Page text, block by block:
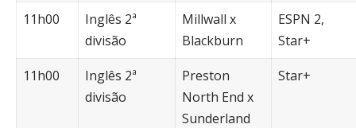
11h00
Inglês 2ª
divisão
Millwall x
Blackburn
ESPN 2,
Star+
11h00
Inglês 2ª
divisão
Preston
North End x
Sunderland
Star+